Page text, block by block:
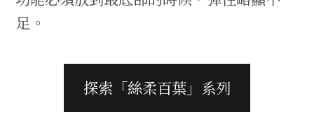
足。
探索「絲柔百葉」系列